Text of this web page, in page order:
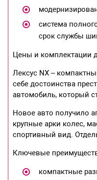
система
срок службы
Цены и комплектации
Лексус NX –
себе достоинства
автомобиль, который
Новое авто получило
крупные арки колес,
спортивный вид.
Ключевые
компактные